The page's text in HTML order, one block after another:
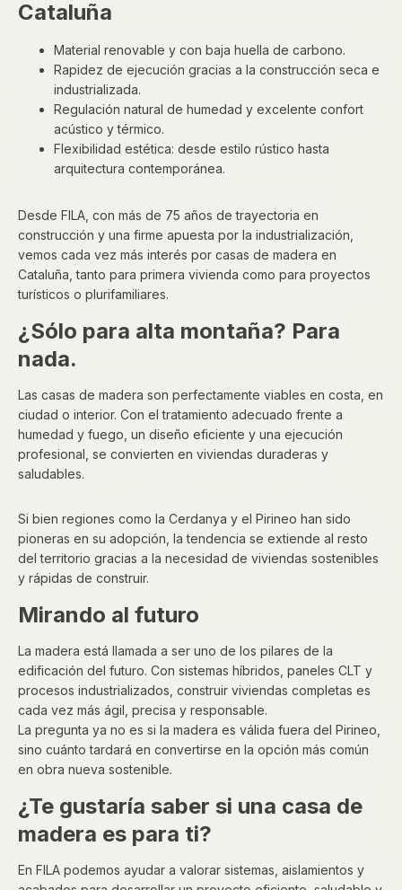
Cataluña
Material renovable y con baja huella de carbono.
Rapidez de ejecución gracias a la construcción seca e
industrializada.
Regulación natural de humedad y excelente confort
acústico y térmico.
Flexibilidad estética: desde estilo rústico hasta
arquitectura contemporánea.
Desde FILA, con más de 75 años de trayectoria en
construcción y una firme apuesta por la industrialización,
vemos cada vez más interés por casas de madera en
Cataluña, tanto para primera vivienda como para proyectos
turísticos o plurifamiliares.
¿Sólo para alta montaña? Para
nada.
Las casas de madera son perfectamente viables en costa, en
ciudad o interior. Con el tratamiento adecuado frente a
humedad y fuego, un diseño eficiente y una ejecución
profesional, se convierten en viviendas duraderas y
saludables.
Si bien regiones como la Cerdanya y el Pirineo han sido
pioneras en su adopción, la tendencia se extiende al resto
del territorio gracias a la necesidad de viviendas sostenibles
y rápidas de construir.
Mirando al futuro
La madera está llamada a ser uno de los pilares de la
edificación del futuro. Con sistemas híbridos, paneles CLT y
procesos industrializados, construir viviendas completas es
cada vez más ágil, precisa y responsable.
La pregunta ya no es si la madera es válida fuera del Pirineo,
sino cuánto tardará en convertirse en la opción más común
en obra nueva sostenible.
¿Te gustaría saber si una casa de
madera es para ti?
En FILA podemos ayudar a valorar sistemas, aislamientos y